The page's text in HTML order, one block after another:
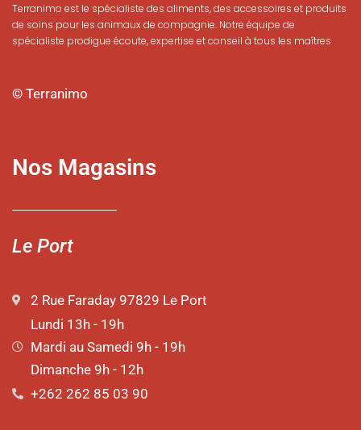
Terranimo est le spécialiste des aliments, des accessoires et produits
de soins pour les animaux de compagnie. Notre équipe de
spécialiste prodigue écoute, expertise et conseil à tous les maîtres
© Terranimo
Nos Magasins
Le Port
2 Rue Faraday 97829 Le Port
Lundi 13h - 19h
Mardi au Samedi 9h - 19h
Dimanche 9h - 12h
+262 262 85 03 90